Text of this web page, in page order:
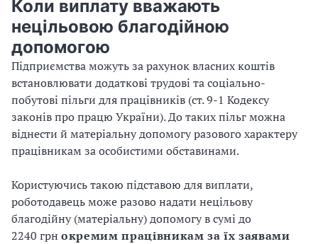
Коли виплату вважають
нецільовою благодійною
допомогою
Підприємства можуть за рахунок власних коштів
встановлювати додаткові трудові та соціально-
побутові пільги для працівників (ст. 9-1 Кодексу
законів про працю України). До таких пільг можна
віднести й матеріальну допомогу разового характеру
працівникам за особистими обставинами.
Користуючись такою підставою для виплати,
роботодавець може разово надати нецільову
благодійну (матеріальну) допомогу в сумі до
2240 грн окремим працівникам за їх заявами